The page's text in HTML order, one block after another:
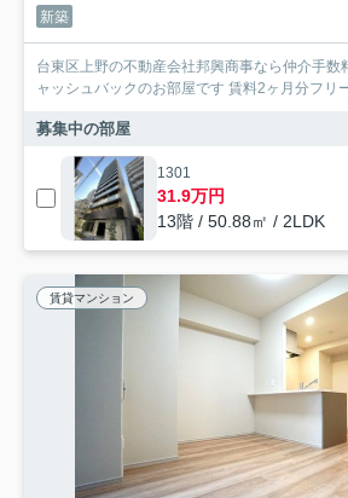
新築
台東区上野の不動産会社邦興商事なら仲介手数
ャッシュバックのお部屋です 賃料2ヶ月分フリ
募集中の部屋
1301
31.9万円
13階 / 50.88㎡ / 2LDK
賃貸マンション